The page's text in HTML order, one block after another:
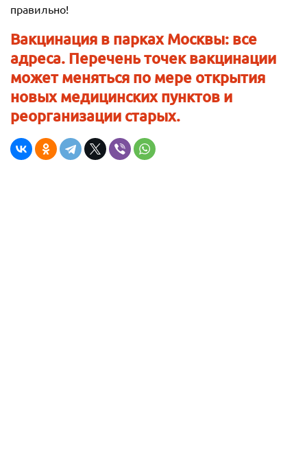
правильно!
Вакцинация в парках Москвы: все
адреса. Перечень точек вакцинации
может меняться по мере открытия
новых медицинских пунктов и
реорганизации старых.